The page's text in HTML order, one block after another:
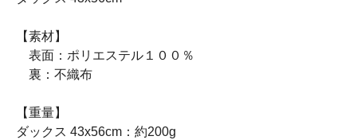
【素材】
表面：ポリエステル１００％
裏：不織布
【重量】
ダックス 43x56cm：約200g